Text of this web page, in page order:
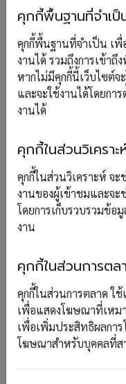
คุกกี้พื้นฐานที่จำเป็
คุกกี้พื้นฐานที่จำเป็น เพื่
งานได้ รวมถึงการเข้า
หากไม่มีคุกกี้นี้เว็บไซต์จ
และจะใช้งานได้โดยกา
งานได้
คุกกี้ในส่วนวิเคราะ
คุกกี้ในส่วนวิเคราะห์ จ
งานของผู้เข้าชมและจ
โดยการเก็บรวบรวมข้อ
งาน
คุกกี้ในส่วนการตล
คุกกี้ในส่วนการตลาด ใ
เพื่อแสดงโฆษณาที่เหม
เพื่อเพิ่มประสิทธิผลกา
โฆษณาสำหรับบุคคลที่ส